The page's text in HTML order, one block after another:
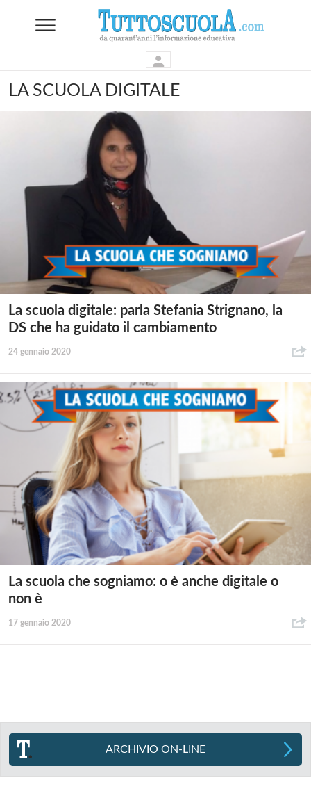
LA SCUOLA DIGITALE
La scuola digitale: parla Stefania Strignano, la
DS che ha guidato il cambiamento
24 gennaio 2020
La scuola che sogniamo: o è anche digitale o
non è
17 gennaio 2020
ARCHIVIO ON-LINE